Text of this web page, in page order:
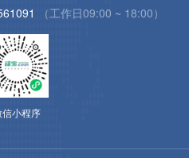
（工作日09:00 ~ 18:00）
信小程序